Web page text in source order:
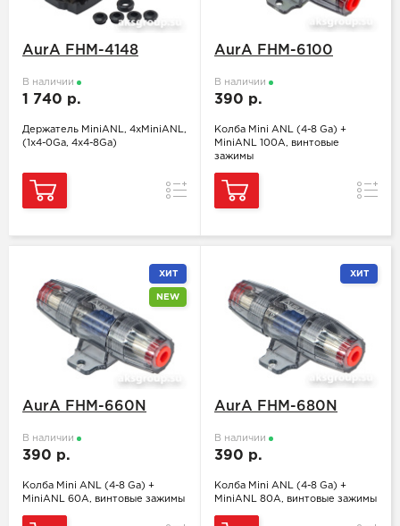
AurA FHM-4148
В наличии
1 740 р.
Держатель MiniANL, 4xMiniANL,
(1x4-0Ga, 4x4-8Ga)
Сравнение
AurA FHM-6100
В наличии
390 р.
Колба Mini ANL (4-8 Ga) +
MiniANL 100A, винтовые
зажимы
ХИТ
NEW
AurA FHM-660N
В наличии
390 р.
Колба Mini ANL (4-8 Ga) +
MiniANL 60A, винтовые зажимы
ХИТ
AurA FHM-680N
В наличии
390 р.
Колба Mini ANL (4-8 Ga) +
MiniANL 80A, винтовые зажимы